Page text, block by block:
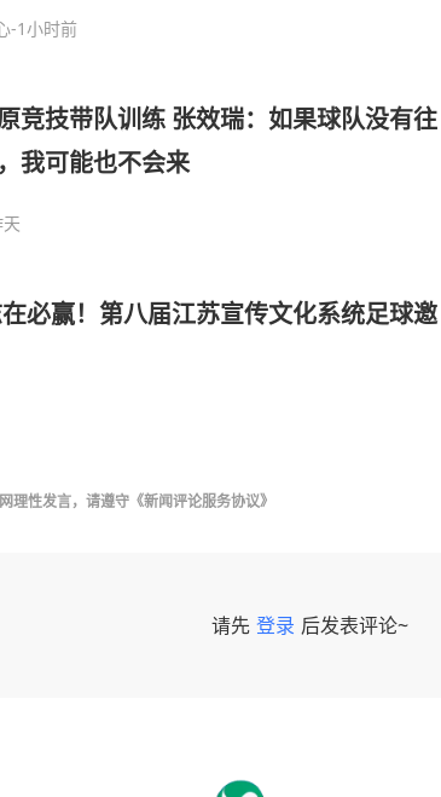
-1小时前
竞技带队训练 张效瑞：如果球队没有往
我可能也不会来
必赢！第八届江苏宣传文化系统足球邀
理性发言，请遵守 《新闻评论服务协议》
请先 登录 后发表评论~